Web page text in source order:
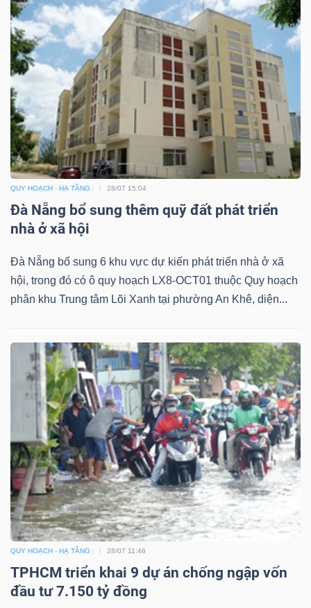
QUY HOẠCH - HẠ TẦNG 28/07 15:04
Đà Nẵng bổ sung thêm quỹ đất phát triển
nhà ở xã hội
Đà Nẵng bổ sung 6 khu vực dự kiến phát triển nhà ở xã
hội, trong đó có ô quy hoạch LX8-OCT01 thuộc Quy hoạch
phân khu Trung tâm Lõi Xanh tại phường An Khê, diện...
QUY HOẠCH - HẠ TẦNG 28/07 11:46
TPHCM triển khai 9 dự án chống ngập vốn
đầu tư 7.150 tỷ đồng